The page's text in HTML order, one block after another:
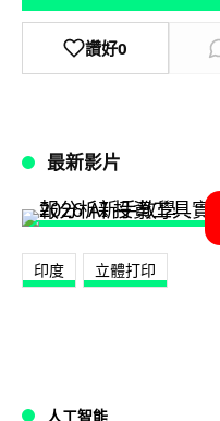
讚好0
最新影片
印度 立體打印
人工智能